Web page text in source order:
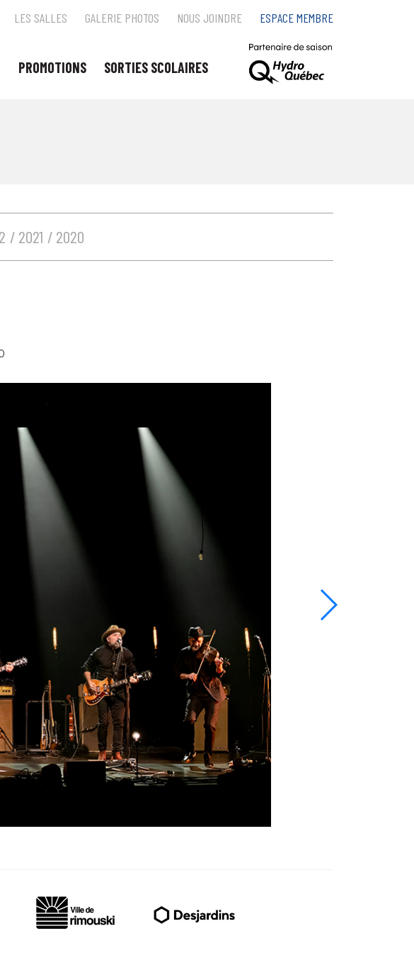
LES SALLES GALERIE PHOTOS NOUS JOINDRE ESPACE MEMBRE
PROMOTIONS SORTIES SCOLAIRES
2021 2020